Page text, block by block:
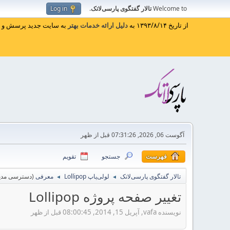
Welcome toتالار گفتگوی پارسی‌لاتک.
Log in
از تاریخ ۱۳۹۳/۸/۱۴ به دلیل ارائه خدمات بهتر به سایت جدید پرسش و
آگوست 06, 2026, 07:31:26 قبل از ظهر
فهرست جستجو تقویم
تالار گفتگوی پارسی‌لاتک ◄ لولی‌پاپ Lollipop ◄ معرفی (دسترسی
تغییر صفحه پروژه Lollipop
نویسنده vafa, آپریل 15, 2014, 08:00:45 قبل از ظهر